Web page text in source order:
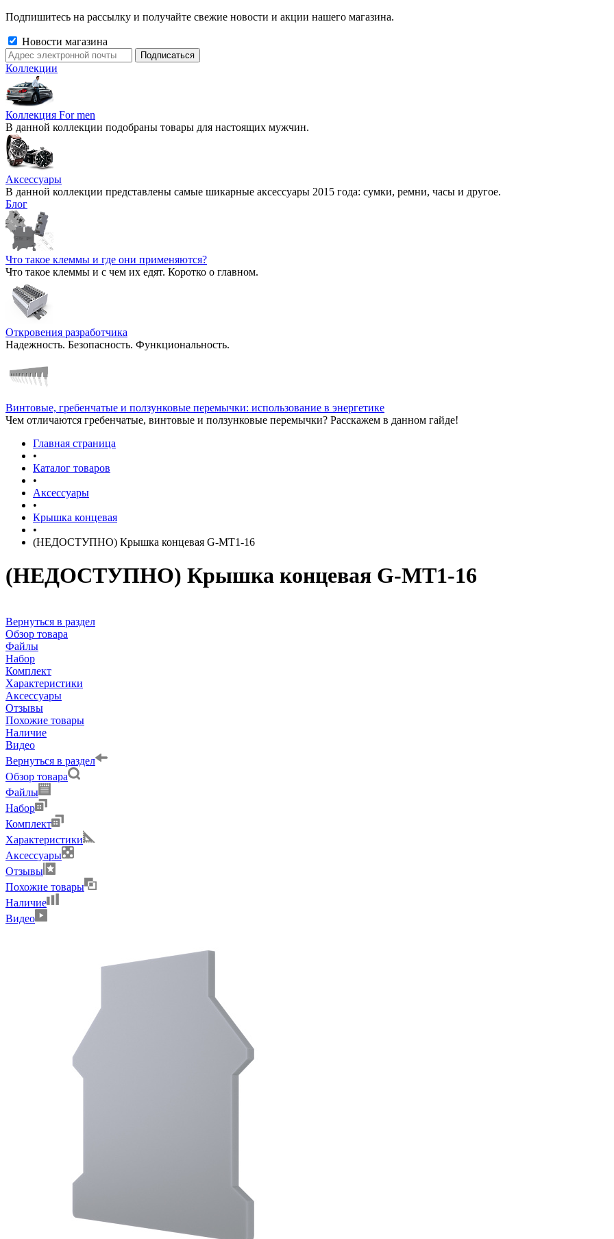
Подпишитесь на рассылку и получайте свежие новости и акции нашего магазина.
Новости магазина
Коллекции
Коллекция For men
В данной коллекции подобраны товары для настоящих мужчин.
Аксессуары
В данной коллекции представлены самые шикарные аксессуары 2015 года: сумки, ремни, часы и другое.
Блог
Что такое клеммы и где они применяются?
Что такое клеммы и с чем их едят. Коротко о главном.
Откровения разработчика
Надежность. Безопасность. Функциональность.
Винтовые, гребенчатые и ползунковые перемычки: использование в энергетике
Чем отличаются гребенчатые, винтовые и ползунковые перемычки? Расскажем в данном гайде!
Главная страница
•
Каталог товаров
•
Аксессуары
•
Крышка концевая
•
(НЕДОСТУПНО) Крышка концевая G-MT1-16
(НЕДОСТУПНО) Крышка концевая G-MT1-16
Вернуться в раздел
Обзор товара
Файлы
Набор
Комплект
Характеристики
Аксессуары
Отзывы
Похожие товары
Наличие
Видео
Вернуться в раздел
Обзор товара
Файлы
Набор
Комплект
Характеристики
Аксессуары
Отзывы
Похожие товары
Наличие
Видео